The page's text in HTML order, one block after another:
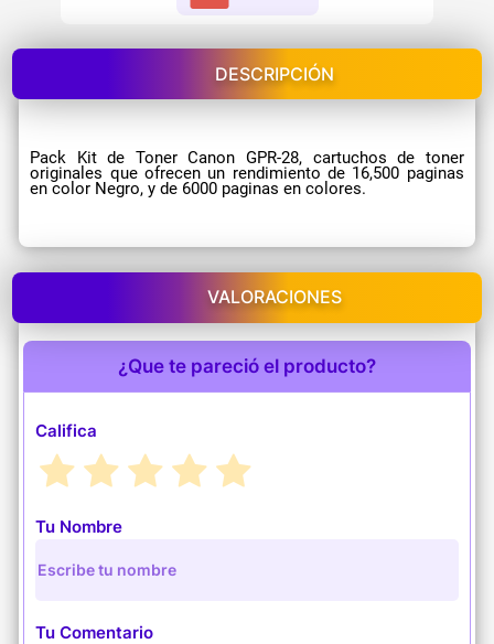
DESCRIPCIÓN
Pack Kit de Toner Canon GPR-28, cartuchos de toner
originales que ofrecen un rendimiento de 16,500 paginas
en color Negro, y de 6000 paginas en colores.
VALORACIONES
¿Que te pareció el producto?
Califica
Tu Nombre
Tu Comentario